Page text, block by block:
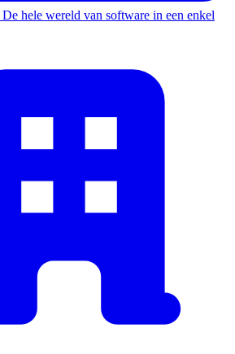
De hele wereld van software in een enkel